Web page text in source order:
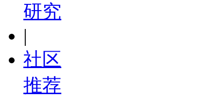
研究
|
社区
推荐